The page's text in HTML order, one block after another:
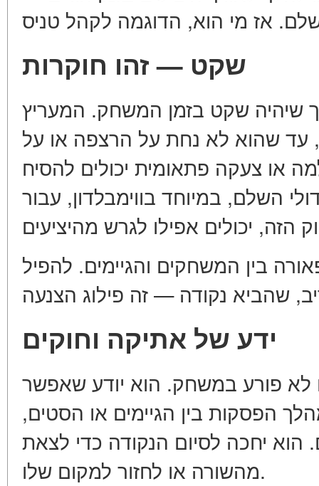
שקט — זהו חוקרות
שיהיה שקט בזמן המשחק. המעריץ
עד שהוא לא נחת על הרצפה או על
או צעקה פתאומית יכולים להסיח
השלם, במיוחד בווימבלדון, עבור
בין המשחקים והגיימים. להפיל
ידע של אתיקה וחוקים
לא פורע במשחק. הוא יודע שאפשר
הפסקות בין הגיימים או הסטים,
יחכה לסיום הנקודה כדי לצאת
מהשורה או לחזור למקום שלו.